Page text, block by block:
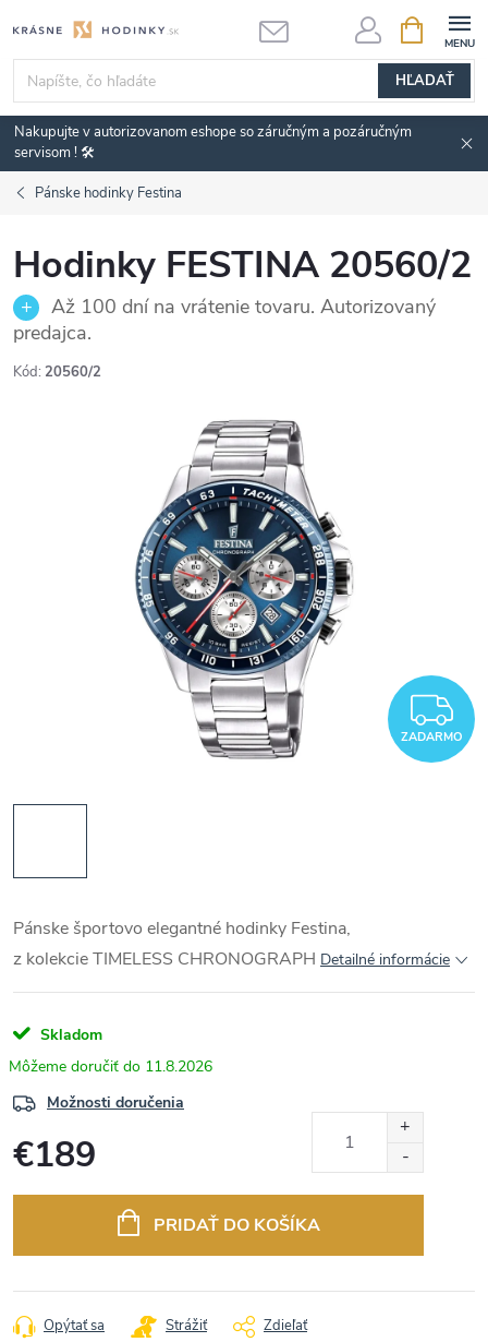
na
obsah
HĽADAŤ
KOŠÍK
Nakupujte v autorizovanom eshope so záručným a pozáručným
servisom ! 🛠️
Pánske hodinky Festina
Hodinky FESTINA 20560/2
Až 100 dní na vrátenie tovaru. Autorizovaný
predajca.
Kód: 20560/2
ZADARMO
Pánske športovo elegantné hodinky Festina,
z kolekcieTIMELESS CHRONOGRAPH Detailné informácie
Skladom
11.8.2026
Možnosti doručenia
€189
PRIDAŤ DO KOŠÍKA
Opýtať sa Strážiť Zdieľať